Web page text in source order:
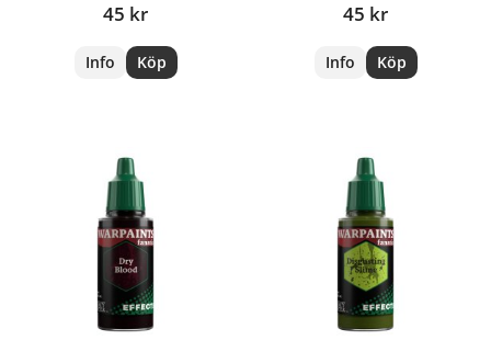
45 kr
Info Köp
45 kr
Info Köp